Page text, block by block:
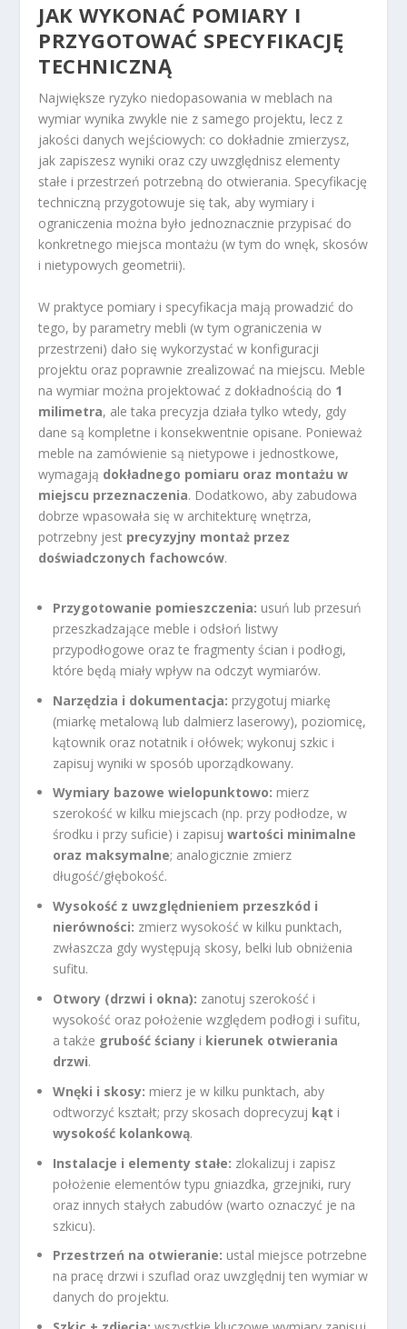
JAK WYKONAĆ POMIARY I
PRZYGOTOWAĆ SPECYFIKACJĘ
TECHNICZNĄ
Największe ryzyko niedopasowania w meblach na
wymiar wynika zwykle nie z samego projektu, lecz z
jakości danych wejściowych: co dokładnie zmierzysz,
jak zapiszesz wyniki oraz czy uwzględnisz elementy
stałe i przestrzeń potrzebną do otwierania. Specyfikację
techniczną przygotowuje się tak, aby wymiary i
ograniczenia można było jednoznacznie przypisać do
konkretnego miejsca montażu (w tym do wnęk, skosów
i nietypowych geometrii).
W praktyce pomiary i specyfikacja mają prowadzić do
tego, by parametry mebli (w tym ograniczenia w
przestrzeni) dało się wykorzystać w konfiguracji
projektu oraz poprawnie zrealizować na miejscu. Meble
na wymiar można projektować z dokładnością do 1
milimetra, ale taka precyzja działa tylko wtedy, gdy
dane są kompletne i konsekwentnie opisane. Ponieważ
meble na zamówienie są nietypowe i jednostkowe,
wymagają dokładnego pomiaru oraz montażu w
miejscu przeznaczenia. Dodatkowo, aby zabudowa
dobrze wpasowała się w architekturę wnętrza,
potrzebny jest precyzyjny montaż przez
doświadczonych fachowców.
Przygotowanie pomieszczenia: usuń lub przesuń
przeszkadzające meble i odsłoń listwy
przypodłogowe oraz te fragmenty ścian i podłogi,
które będą miały wpływ na odczyt wymiarów.
Narzędzia i dokumentacja: przygotuj miarkę
(miarkę metalową lub dalmierz laserowy), poziomicę,
kątownik oraz notatnik i ołówek; wykonuj szkic i
zapisuj wyniki w sposób uporządkowany.
Wymiary bazowe wielopunktowo: mierz
szerokość w kilku miejscach (np. przy podłodze, w
środku i przy suficie) i zapisujwartości minimalne
oraz maksymalne; analogicznie zmierz
długość/głębokość.
Wysokość z uwzględnieniem przeszkód i
nierówności: zmierz wysokość w kilku punktach,
zwłaszcza gdy występują skosy, belki lub obniżenia
sufitu.
Otwory (drzwi i okna): zanotuj szerokość i
wysokość oraz położenie względem podłogi i sufitu,
a także grubość ściany i kierunek otwierania
drzwi.
Wnęki i skosy: mierz je w kilku punktach, aby
odtworzyć kształt; przy skosach doprecyzuj kąt i
wysokość kolankową.
Instalacje i elementy stałe: zlokalizuj i zapisz
położenie elementów typu gniazdka, grzejniki, rury
oraz innych stałych zabudów (warto oznaczyć je na
szkicu).
Przestrzeń na otwieranie: ustal miejsce potrzebne
na pracę drzwi i szuflad oraz uwzględnij ten wymiar w
danych do projektu.